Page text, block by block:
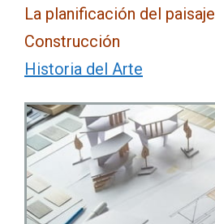
La planificación del paisaje
Construcción
Historia del Arte